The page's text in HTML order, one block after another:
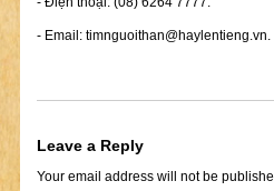
- Email: timnguoithan@haylentieng.vn.
Leave a Reply
Your email address will not be